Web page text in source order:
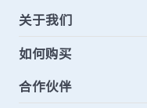
关于我们
如何购买
合作伙伴